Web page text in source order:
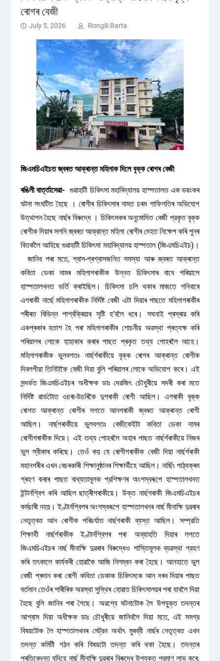
ৰোগৰ বেজী
July 5, 2026 Rongili Barta
জিএমচিএইচত জ্বৰত আক্ৰান্ত মহিলাক দিলে বৃক্ক ৰোগৰ বেজী
ৰঙিলী বাৰ্ত্তাসেৱা- গুৱাহাটী চিকিৎসা মহাবিদ্যালয় হাস্পতালত এক ভয়ংকৰ
ঘটনা সংঘটিত হৈছে । ৰোগীৰ চিকিৎসাৰ নামত চৰম গাফিলতিৰ অভিযোগ
উত্থাপন হৈছে নাৰ্ছৰ বিৰুদ্ধে । চিকিৎসকৰ অনুমোদিত বেজী প্রকৃত বৃক্ক
ৰোগীক দিয়াৰ সলনি জ্বৰত আক্রান্ত মহিলা ৰোগীৰ দেহত নিক্ষেপ কৰি পুনৰ
বিতৰ্কলৈ আহিছে গুৱাহাটী চিকিৎসা মহাবিদ্যালয় হাস্পতাল (জিএমচিএইচ)।
জানিব পৰা মতে, শ্বাস-প্ৰশ্বাসজনিত সমস্যা আৰু জ্বৰত আক্ৰান্ত
কবিতা ডেকা নামৰ মহিলাগৰাকীক উন্নত চিকিৎসাৰ বাবে পৰিয়ালে
হাস্পতালখনত ভৰ্তি কৰাইছিল। চিকিৎসা চলি থকাৰ মাজতে শনিবাৰে
এগৰাকী নাৰ্ছে মহিলাগৰাকীক নির্দিষ্ট বেজী এটা দিয়াৰ পাছতে মহিলাগৰাকীৰ
শৰীৰত বিভিন্ন পার্শ্বক্ৰিয়াৰ সৃষ্টি হ’বলৈ ধৰে। সঘনাই প্ৰস্ৰাৱ কৰি
একপ্ৰকাৰ হতাশ হৈ পৰা মহিলাগৰাকীৰ শোচনীয় অৱস্থা প্ৰত্যক্ষ কৰি
পৰিয়ালৰ লোকে হাহাকাৰ কৰাৰ পাছত প্ৰকৃত তথ্য পোহৰলৈ আহে।
মহিলাগৰাকীক ভুলবশতঃ নাৰ্ছৰ্গৰাকীয়ে বৃক্ক ৰোগৰ আক্ৰান্ত ৰোগীক
দিবলগীয়া তিনিটাকৈ বেজী দিয়া বুলি পৰিয়ালৰ লোকে অভিযোগ কৰে। এই
সন্দৰ্ভত জিএমচিএইচৰ অধীক্ষক ডাঃ দেৱজিৎ চৌধুৰীয়ে সদৰী কৰা মতে
নির্দিষ্ট ৱাৰ্ডটোত ওচৰা-উচৰিকৈ দুগৰাকী ৰোগী আছিল। এগৰাকী বৃক্ক
ৰোগত আক্ৰান্ত ৰোগীৰ লগতে আনগৰাকী জ্বৰত আক্ৰান্ত ৰোগী
আছিল। নাৰ্ছগৰাকীয়ে ভুলবশতঃ বেজীকেইটা কবিতা ডেকা নামৰ
ৰোগীগৰাকীক দিয়ে। এই তথ্য পোহৰলৈ অহাৰ পাছত নাৰ্ছৰ্গৰাকীয়ে নিজৰ
ভুল স্বীকাৰ কৰিছে। তেওঁ কয় যে ৰোগীগৰাকীক বেজী দিয়া নাৰ্ছৰ্গৰাকী
মহানগৰীৰ এখন বেচৰকাৰী শিক্ষানুষ্ঠানৰ শিক্ষার্থীহে আছিল। নাৰ্ছিং পাঠ্যক্ৰম
গ্ৰহণ কৰাৰ পাছত বাধ্যতামূলক প্রশিক্ষণৰ অংশস্বৰূপে হাস্পতালখনত
ইন্টার্নশ্বিপ কৰি আছিল ছাত্ৰীগৰাকীয়ে। উক্ত নাৰ্ছগৰাকী জিএমচিএইচৰ
কৰ্মচাৰী নহয়। ইণ্টাৰ্নশ্বিপৰ অংশস্বৰূপে হাস্পতালখনৰ নাৰ্ছ মীনাক্ষি দুৱৰাৰ
নেতৃত্বত আন ৰোগীক পৰিচৰ্যাত নাৰ্ছগৰাকী ব্যস্ত আছিল। সম্প্রতি
শিক্ষার্থী নাৰ্ছৰ্গৰাকীক ইণ্টাৰ্নশ্বিপৰ পৰা অব্যাহতি দিয়াৰ লগতে
জিএমচিএইচৰ নাৰ্ছ মীনাক্ষি দুৱৰাৰ বিৰুদ্ধেও শাস্তিমূলক ব্যৱস্থা গ্রহণ
কৰি তৎকালে কাৰ্যকৰী হোৱাকৈ আজি নিলম্বন কৰা হৈছে। আনহাতে ভুল
বেজী প্ৰদান কৰা ৰোগী কবিতা ডেকাক চিকিৎসকে আন দৰব দিয়াৰ পাছত
বৰ্তমান তেওঁৰ শাৰীৰিক অৱস্থা সুস্থিৰ হোৱাত চিকিৎসালয়ৰ পৰা যাবলৈ দিয়া
হৈছে বুলি জানিব পৰা গৈছে। অৱশ্যে ঘটনাটোক লৈ উপযুক্ত তদন্তৰ
আশ্বাস দিয়া অধীক্ষক ডাঃ চৌধুৰীয়ে জানিবলৈ দিয়া মতে, এই সমগ্র
বিষয়টোক লৈ হাস্পতালখনৰ মেট্রন অর্থাৎ মুৰব্বী নাৰ্ছৰ নেতৃত্বত এখন
তদন্ত কমিটী গঠন কৰি বিষয়টো তদন্ত কৰি থকা হৈছে। তদন্তৰ
প্ৰতিবেদনত যদিহে নাৰ্ছ মীনাক্ষি দুৱৰাৰ বিৰুদ্ধে উপযুক্ত প্রমাণ লাভ কৰে,